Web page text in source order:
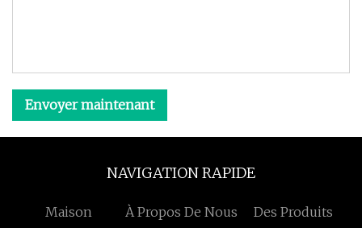
Envoyer maintenant
NAVIGATION RAPIDE
Maison À Propos De Nous Des Produits